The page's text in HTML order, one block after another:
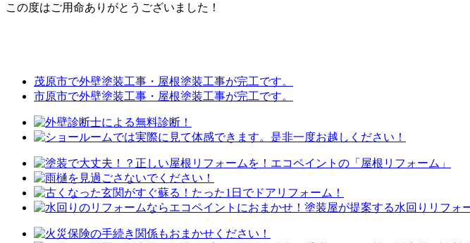
この度はご用命ありがとうございました！
茂原市で外壁塗装工事・屋根塗装工事が完工です。
市原市で外壁塗装工事・屋根塗装工事が完工です。